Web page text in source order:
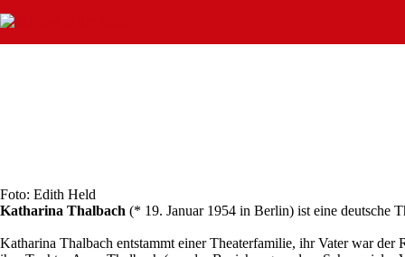
Inhalt
Foto: Edith Held
Katharina Thalbach (* 19. Januar 1954 in Berlin) ist eine deutsche
Katharina Thalbach entstammt einer Theaterfamilie, ihr Vater war